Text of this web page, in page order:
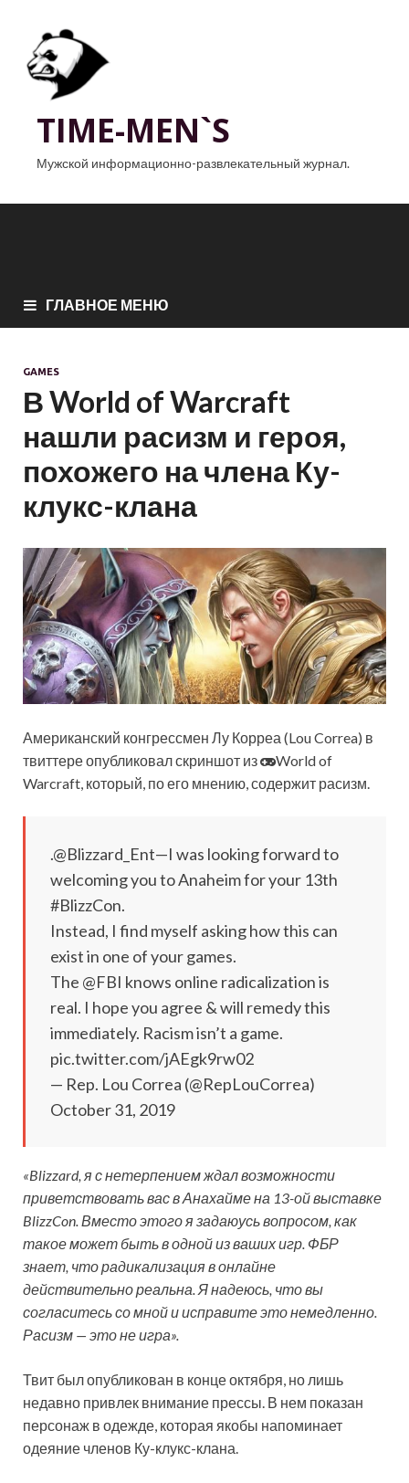
TIME-MEN`S
Мужской информационно-развлекательный журнал.
ГЛАВНОЕ МЕНЮ
GAMES
В World of Warcraft
нашли расизм и героя,
похожего на члена Ку-
клукс-клана
Американский конгрессмен Лу Корреа (Lou Correa) в
твиттере опубликовал скриншот из
World of
Warcraft, который, по его мнению, содержит расизм.
.@Blizzard_Ent—I was looking forward to
welcoming you to Anaheim for your 13th
#BlizzCon.
Instead, I find myself asking how this can
exist in one of your games.
The @FBI knows online radicalization is
real. I hope you agree & will remedythis
immediately. Racism isn’t a game.
pic.twitter.com/jAEgk9rw02
— Rep. Lou Correa (@RepLouCorrea)
October 31, 2019
«Blizzard, я с нетерпением ждал возможности
приветствовать вас в Анахайме на 13-ой выставке
BlizzCon. Вместо этого я задаюусь вопросом, как
такое может быть в одной из ваших игр. ФБР
знает, что радикализация в онлайне
действительно реальна. Я надеюсь, что вы
согласитесь со мной и исправите это немедленно.
Расизм — это не игра».
Твит был опубликован в конце октября, но лишь
недавно привлек внимание прессы. В нем показан
персонаж в одежде, которая якобы напоминает
одеяние членов Ку-клукс-клана.